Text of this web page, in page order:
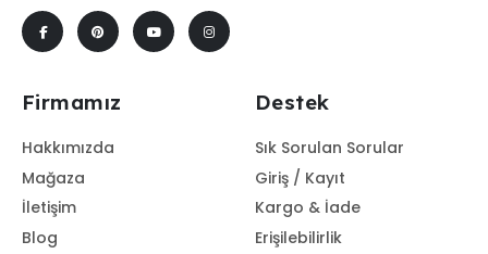
Firmamız
Hakkımızda
Mağaza
İletişim
Blog
Destek
Sık Sorulan Sorular
Giriş / Kayıt
Kargo & İade
Erişilebilirlik